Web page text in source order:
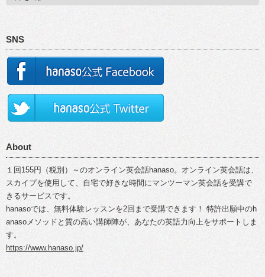
SNS
About
１回155円（税別）～のオンライン英会話hanaso。オンライン英会話は、
スカイプを使用して、自宅で好きな時間にマンツーマン英会話を受講で
きるサービスです。
hanasoでは、無料体験レッスンを2回まで受講できます！ 特許出願中のh
anasoメソッドと質の高い講師陣が、あなたの英語力向上をサポートしま
す。
https://www.hanaso.jp/